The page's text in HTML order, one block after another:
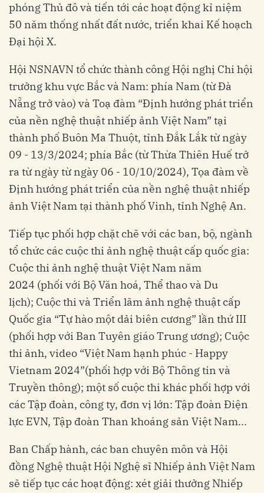
phóng Thủ đô và tiến tới các hoạt động kỉ niệm
50 năm thống nhất đất nước, triển khai Kế hoạch
Đại hội X.
Hội NSNAVN tổ chức thành công Hội nghị Chi hội
trưởng khu vực Bắc và Nam: phía Nam (từ Đà
Nẵng trở vào) và Toạ đàm “Định hướng phát triển
của nền nghệ thuật nhiếp ảnh Việt Nam” tại
thành phố Buôn Ma Thuột, tỉnh Đắk Lắk từ ngày
09 - 13/3/2024; phía Bắc (từ Thừa Thiên Huế trở
ra từ ngày từ ngày 06 - 10/10/2024), Tọa đàm về
Định hướng phát triển của nền nghệ thuật nhiếp
ảnh Việt Nam tại thành phố Vinh, tỉnh Nghệ An.
Tiếp tục phối hợp chặt chẽ với các ban, bộ, ngành
tổ chức các cuộc thi ảnh nghệ thuật cấp quốc gia:
Cuộc thi ảnh nghệ thuật Việt Nam năm
2024 (phối với Bộ Văn hoá, Thể thao và Du
lịch); Cuộc thi và Triển lãm ảnh nghệ thuật cấp
Quốc gia “Tự hào một dải biên cương” lần thứ III
(phối hợp với Ban Tuyên giáo Trung ương); Cuộc
thi ảnh, video “Việt Nam hạnh phúc - Happy
Vietnam 2024”(phối hợp với Bộ Thông tin và
Truyền thông); một số cuộc thi khác phối hợp với
các Tập đoàn, công ty, đơn vị lớn: Tập đoàn Điện
lực EVN, Tập đoàn Than khoáng sản Việt Nam...
Ban Chấp hành, các ban chuyên môn và Hội
đồng Nghệ thuật Hội Nghệ sĩ Nhiếp ảnh Việt Nam
sẽ tiếp tục các hoạt động: xét giải thưởng Nhiếp